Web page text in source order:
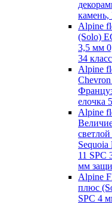
Alpine
(Solo)
3,5 мм
34 класс
Alpine
елочка
Alpine
11 SPC
мм
Alpine
плюс
SPC 4